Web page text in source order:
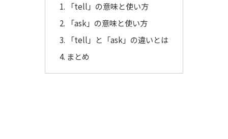
「tell」の意味と使い方
「ask」の意味と使い方
「tell」と「ask」の違いとは
まとめ